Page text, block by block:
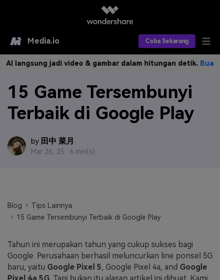
Media.io Coba Sekarang
Alat AI
AI Video
AI Gambar
Produk AI
Asisten Video AI
Editor Video AI
Editor Gambar AI
Efek AI
Efek Video
Sumber Daya
FAQs Hubungi Kami
Tips & Tutorial AI
Harga
Berkreasi dengan AI
jadi video & gambar dalam hitungan detik.Buat
15 Game Tersembunyi
Terbaik di Google Play
by 田中 菜月
Mar 26, 25 · 6 min(s)
Blog
Tips Lainnya
15 Game Tersembunyi Terbaik di Google Play
Tahun ini merupakan tahun yang cukup sukses bagi
Google. Perusahaan berhasil meluncurkan line ponsel 5G
baru, yaitu Google Pixel 5, Google Pixel 4a, and Google
Pixel 4a 5G . Tapi bukan itu alasan artikel ini dibuat. Kami